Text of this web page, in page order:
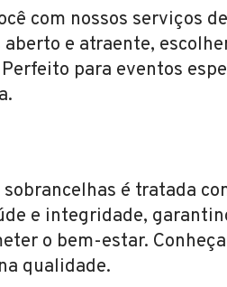
com nossos serviços
e atraente,
para eventos
é tratada
e integridade,
o bem-estar.
qualidade.